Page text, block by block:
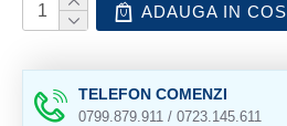
ADAUGA IN COS
TELEFON COMENZI
0799.879.911 / 0723.145.611